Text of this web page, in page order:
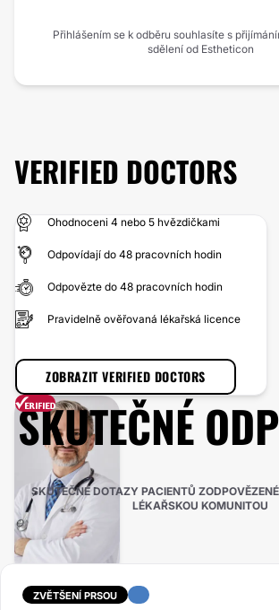
Přihlášením se k odběru souhlasíte s
sdělení od Estheticon
VERIFIED DOCTORS
Ohodnoceni 4 nebo 5 hvězdičkami
Odpovídají do 48 pracovních hodin
Odpovězte do 48 pracovních hodin
Pravidelně ověřovaná lékařská licence
ZOBRAZIT VERIFIED DOCTORS
SKUTEČNÉ
SKUTEČNÉ DOTAZY PACIENTŮ
LÉKAŘSKOU KOMUNITOU
ZVĚTŠENÍ PRSOU